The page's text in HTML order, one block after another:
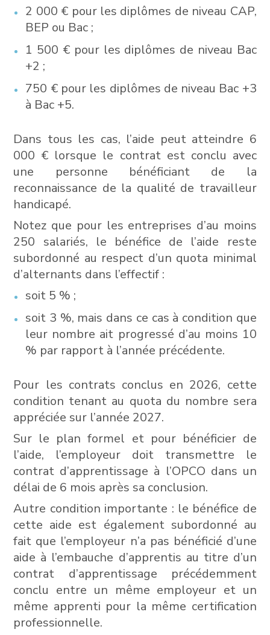
2 000 € pour les diplômes de niveau CAP,
BEP ou Bac ;
1 500 € pour les diplômes de niveau Bac
+2 ;
750 € pour les diplômes de niveau Bac +3
à Bac +5.
Dans tous les cas, l’aide peut atteindre 6
000 € lorsque le contrat est conclu avec
une personne bénéficiant de la
reconnaissance de la qualité de travailleur
handicapé.
Notez que pour les entreprises d’au moins
250 salariés, le bénéfice de l’aide reste
subordonné au respect d’un quota minimal
d’alternants dans l’effectif :
soit 5 % ;
soit 3 %, mais dans ce cas à condition que
leur nombre ait progressé d’au moins 10
% par rapport à l’année précédente.
Pour les contrats conclus en 2026, cette
condition tenant au quota du nombre sera
appréciée sur l’année 2027.
Sur le plan formel et pour bénéficier de
l’aide, l’employeur doit transmettre le
contrat d’apprentissage à l’OPCO dans un
délai de 6 mois après sa conclusion.
Autre condition importante : le bénéfice de
cette aide est également subordonné au
fait que l’employeur n’a pas bénéficié d’une
aide à l’embauche d’apprentis au titre d’un
contrat d’apprentissage précédemment
conclu entre un même employeur et un
même apprenti pour la même certification
professionnelle.